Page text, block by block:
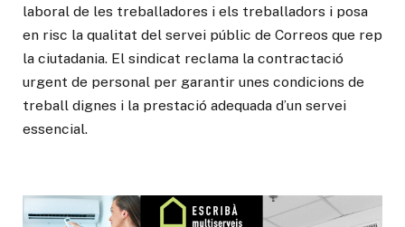
laboral de les treballadores i els treballadors i posa
en risc la qualitat del servei públic de Correos que rep
la ciutadania. El sindicat reclama la contractació
urgent de personal per garantir unes condicions de
treball dignes i la prestació adequada d’un servei
essencial.